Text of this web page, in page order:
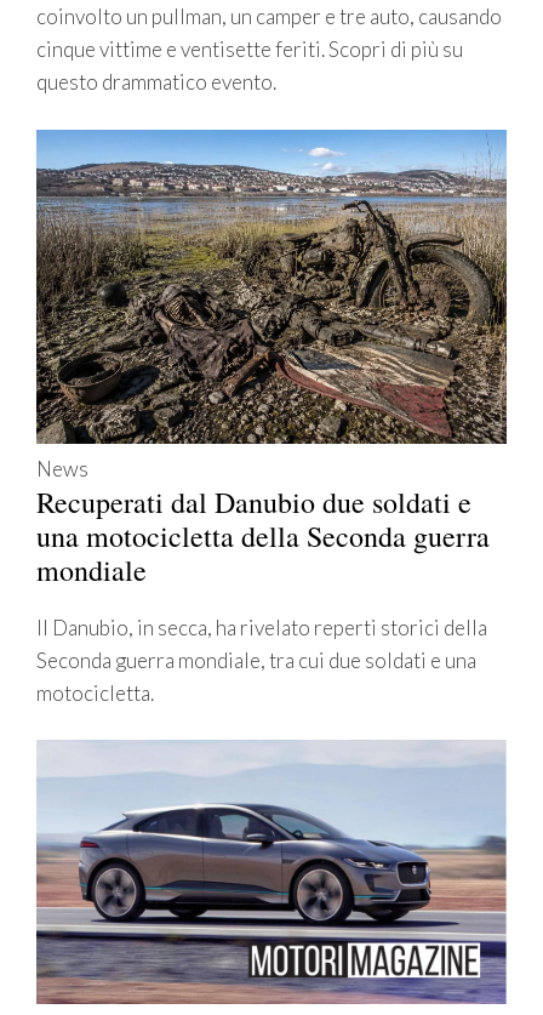
coinvolto un pullman, un camper e tre auto, causando
cinque vittime e ventisette feriti. Scopri di più su
questo drammatico evento.
News
Recuperati dal Danubio due soldati e
una motocicletta della Seconda guerra
mondiale
Il Danubio, in secca, ha rivelato reperti storici della
Seconda guerra mondiale, tra cui due soldati e una
motocicletta.